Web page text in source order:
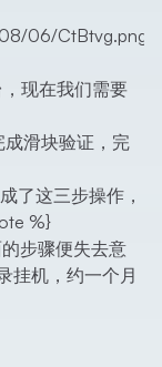
06/CtBtvg.png
现在我们需要
成滑块验证，完
了这三步操作，
%}
步骤便失去意
挂机，约一个月